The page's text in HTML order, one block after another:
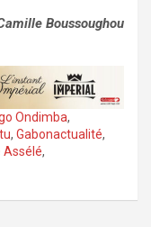
Boussoughou
Ondimba,
, Gabonactualité,
Assélé,